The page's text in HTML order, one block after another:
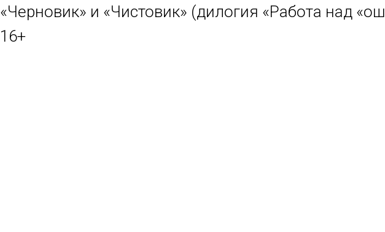
«Черновик» и «Чистовик» (дилогия «Работа над
16+